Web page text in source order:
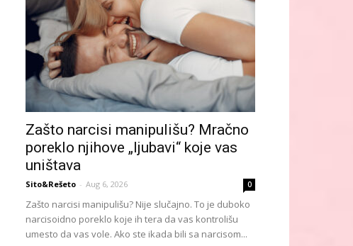
Zašto narcisi manipulišu? Mračno
poreklo njihove „ljubavi“ koje vas
uništava
Sito&Rešeto - Aug 6, 2026 0
Zašto narcisi manipulišu? Nije slučajno. To je duboko
narcisoidno poreklo koje ih tera da vas kontrolišu
umesto da vas vole. Ako ste ikada bili sa narcisom...